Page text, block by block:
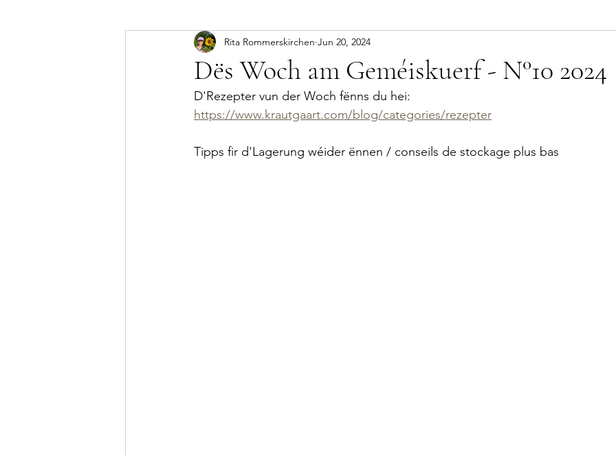
Krautblat
Dës Woch am Geméiskuerf - N°10 2024
Rita Rommerskirchen Jun 20, 2024
D'Rezepter vun der Woch fënns du hei:
https://www.krautgaart.com/blog/categories/rezepter
Tipps fir d'Lagerung wéider ënnen / conseils de stockage plus bas